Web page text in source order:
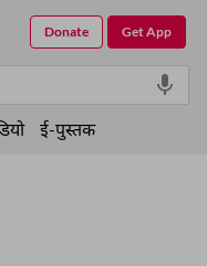
Get App
Donate
ई-पुस्तक